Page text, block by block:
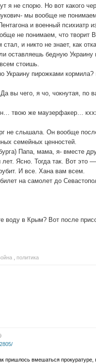
я не спорю. Но вот какого
мы вообще не
и военный
не понимаем, что творит
и никто не знает, как
оставляешь бедную Украину
стоишь.
Украину пирожками
чего, я чо, чокнутая, по
твою же маузерфакер…
не слышала. Он вообще после
семейных ценностей.
Папа, мама, я- вместе
Ясно. Тогда так. Вот это
И все. Хана вам всем.
на самолет до
воду в Крым? Вот после
политика
пришлось вмешаться прокуратуре,